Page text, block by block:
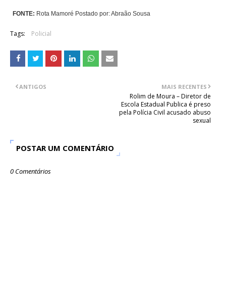
FONTE: Rota Mamoré Postado por: Abraão Sousa
Tags: Policial
MAIS RECENTES
Rolim de Moura – Diretor de
Escola Estadual Publica é preso
pela Polícia Civil acusado abuso
sexual
ANTIGOS
POSTAR UM COMENTÁRIO
0 Comentários